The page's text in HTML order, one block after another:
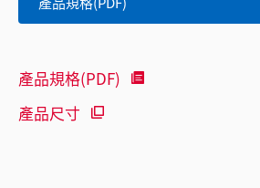
產品規格(PDF)
產品尺寸